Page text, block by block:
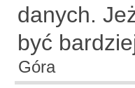
danych.
być
Góra